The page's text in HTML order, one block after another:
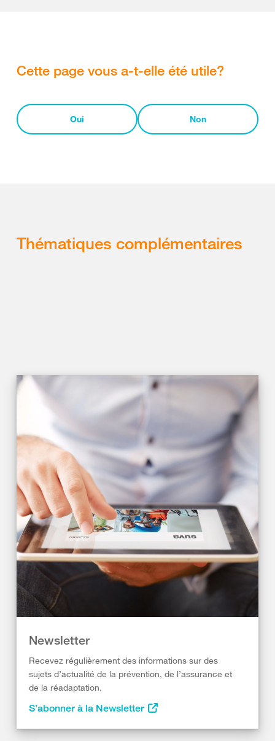
Cette page vous a-t-elle été utile?
Oui Non
Thématiques complémentaires
Newsletter
Recevez régulièrement des informations sur des
sujets d’actualité de la prévention, de l’assurance et
de la réadaptation.
S’abonner à la Newsletter